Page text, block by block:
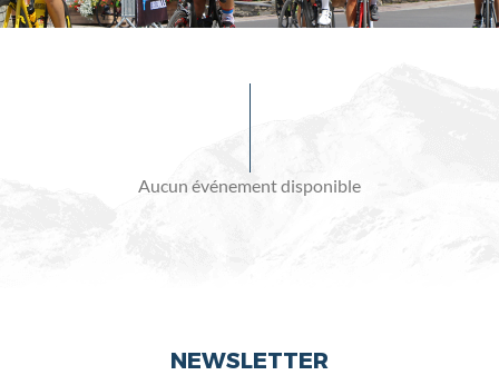
Aucun événement disponible
NEWSLETTER